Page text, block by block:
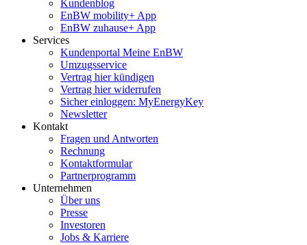
Kundenblog
EnBW mobility+ App
EnBW zuhause+ App
Services
Kundenportal Meine EnBW
Umzugsservice
Vertrag hier kündigen
Vertrag hier widerrufen
Sicher einloggen: MyEnergyKey
Newsletter
Kontakt
Fragen und Antworten
Rechnung
Kontaktformular
Partnerprogramm
Unternehmen
Über uns
Presse
Investoren
Jobs & Karriere